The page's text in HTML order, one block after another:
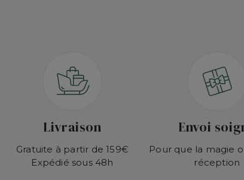
Livraison
Gratuite à partir de 159€
Expédié sous 48h
Envoi
Pour que la magie
réception